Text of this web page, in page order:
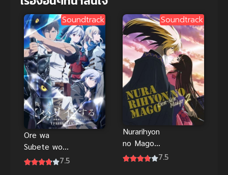
Soundtrack
Ore wa
Subete wo
“Parry” suru
7.5
Soundtrack
Nurarihyon
no Mago
Sennen
7.5